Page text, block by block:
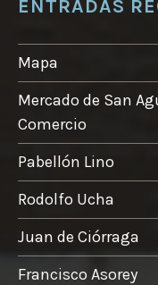
N
S
-
V
A
C
R
L
ENTRADAS
Mapa
Mercado de San
Comercio
Pabellón Lino
Rodolfo Ucha
Juan de Ciórraga
Francisco Asorey